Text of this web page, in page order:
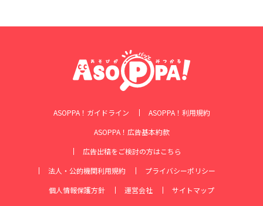
ASOPPA！ガイドライン
ASOPPA！利用規約
ASOPPA！広告基本約款
広告出稿をご検討の方はこちら
法人・公的機関利用規約
プライバシーポリシー
個人情報保護方針
運営会社 サイトマップ